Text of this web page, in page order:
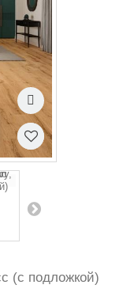
(с подложкой)